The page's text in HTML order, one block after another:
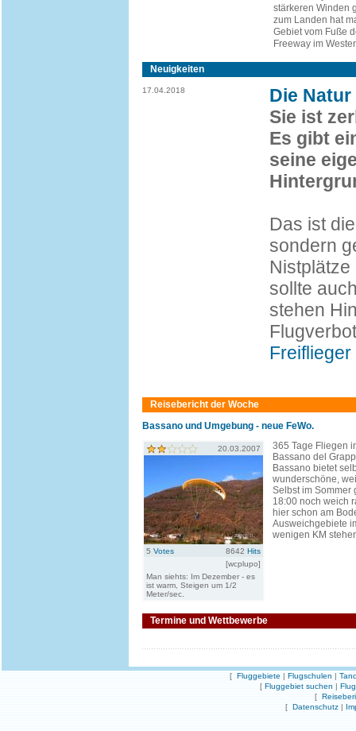
stärkeren Winden
zum Landen hat
Gebiet vom Fuße
Freeway im
Neuigkeiten
17.04.2018
Die
Sie ist
Es gibt
seine
Das ist
sondern
sollte
stehen
Reisebericht der Woche
Bassano und Umgebung - neue FeWo.
20.03.2007
5 Votes 8642 Hits
[wcplupo]
Man siehts: Im Dezember - es
ist warm, Steigen um 1/2
Meter/sec.
365 Tage Fliegen
Bassano del
Bassano bietet
wunderschöne,
Selbst im Sommer
18:00 noch weich
hier schon am
Ausweichgebiete
wenigen KM
Termine und Wettbewerbe
[ Fluggebiete | Flugschulen |
[ Fluggebiet suchen |
[
[ Datenschutz |